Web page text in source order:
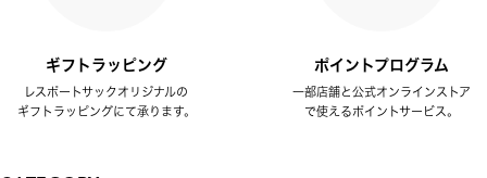
ギフトラッピング
レスポートサックオリジナルの
ギフトラッピングにて承ります。
ポイントプログラム
一部店舗と公式オンラインストア
で使えるポイントサービス。